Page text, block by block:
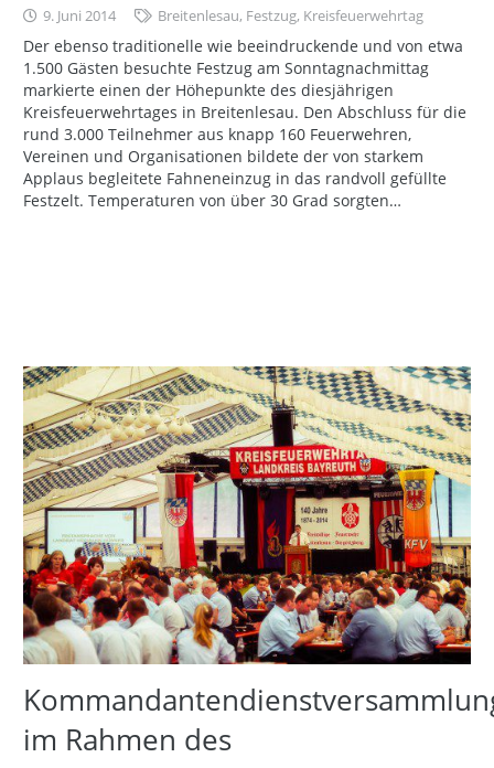
9. Juni 2014 Breitenlesau, Festzug, Kreisfeuerwehrtag
Der ebenso traditionelle wie beeindruckende und von etwa
1.500 Gästen besuchte Festzug am Sonntagnachmittag
markierte einen der Höhepunkte des diesjährigen
Kreisfeuerwehrtages in Breitenlesau. Den Abschluss für die
rund 3.000 Teilnehmer aus knapp 160 Feuerwehren,
Vereinen und Organisationen bildete der von starkem
Applaus begleitete Fahneneinzug in das randvoll gefüllte
Festzelt. Temperaturen von über 30 Grad sorgten…
im Rahmen des